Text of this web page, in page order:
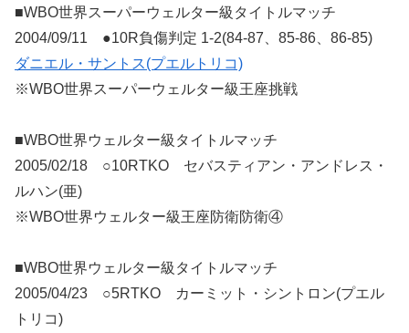
■WBO世界スーパーウェルター級タイトルマッチ
2004/09/11 ●10R負傷判定 1-2(84-87、85-86、86-85)
ダニエル・サントス(プエルトリコ)
※WBO世界スーパーウェルター級王座挑戦
■WBO世界ウェルター級タイトルマッチ
2005/02/18 ○10RTKO セバスティアン・アンドレス・
ルハン(亜)
※WBO世界ウェルター級王座防衛防衛④
■WBO世界ウェルター級タイトルマッチ
2005/04/23 ○5RTKO カーミット・シントロン(プエル
トリコ)